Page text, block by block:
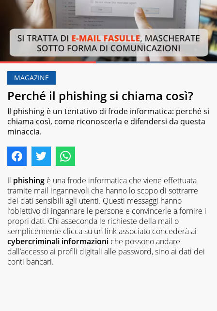
PauseUnmute
Loaded:100.00%
MAGAZINE
Perché il phishing si chiama così?
Il phishing è un tentativo di frode informatica: perché si
chiama così, come riconoscerla e difendersi da questa
minaccia.
Il phishing è una frode informatica che viene effettuata
tramite mail ingannevoli che hanno lo scopo di sottrarre
dei dati sensibili agli utenti. Questi messaggi hanno
l’obiettivo di ingannare le persone e convincerle a fornire i
propri dati. Chi asseconda le richieste della mail o
semplicemente clicca su un link associato concederà ai
cybercriminali informazioni che possono andare
dall’accesso ai profili digitali alle password, sino ai dati dei
conti bancari.